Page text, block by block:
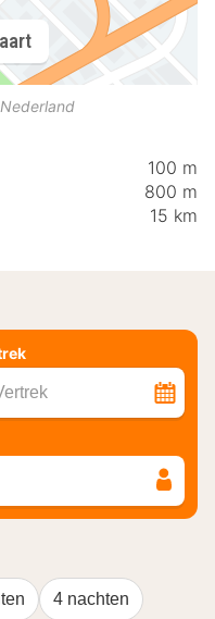
Nederland
100 m
800 m
15 km
4 nachten